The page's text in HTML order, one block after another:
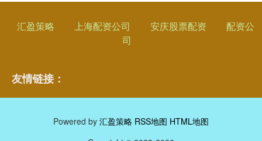
汇盈策略 上海配资公司 安庆股票配资
配资公
司
友情链接：
Powered by 汇盈策略 RSS地图 HTML地图